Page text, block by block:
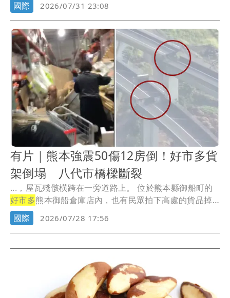
國際 2026/07/31 23:08
有片｜熊本強震50傷12房倒！好市多貨
架倒塌 八代市橋樑斷裂
...，屋瓦殘骸橫跨在一旁道路上。 位於熊本縣御船町的
好市多熊本御船倉庫店內，也有民眾拍下高處的貨品掉
落...
國際 2026/07/28 17:56